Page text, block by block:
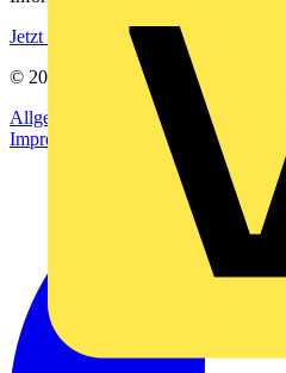
Jetzt registrieren
© 2002-
Voltimum
Allgemeine Geschäftsbedingungen
Impressum